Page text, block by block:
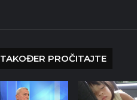
TAKOĐER PROČITAJTE